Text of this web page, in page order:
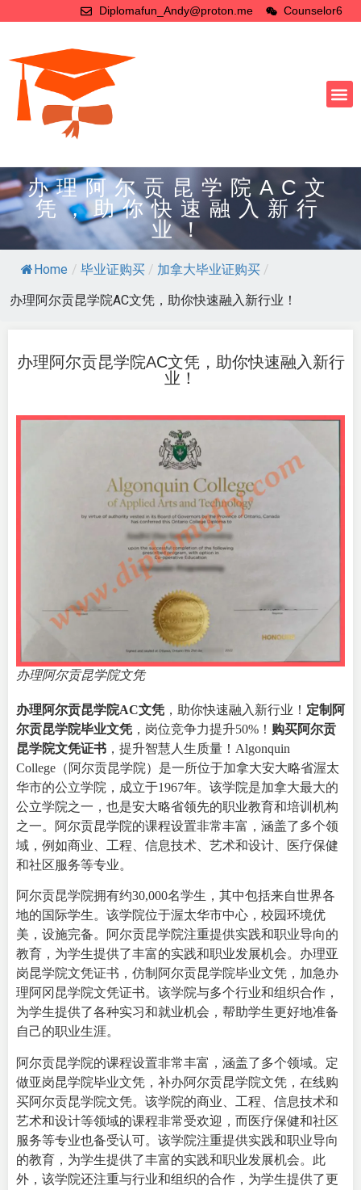
Diplomafun_Andy@proton.me Counselor6
办理阿尔贡昆学院AC文
凭，助你快速融入新行
业！
Home / 毕业证购买 / 加拿大毕业证购买 /
办理阿尔贡昆学院AC文凭，助你快速融入新行业！
办理阿尔贡昆学院AC文凭，助你快速融入新行
业！
办理阿尔贡昆学院文凭
办理阿尔贡昆学院AC文凭 ，助你快速融入新行业！ 定制阿
尔贡昆学院毕业文凭 ，岗位竞争力提升50%！ 购买阿尔贡
昆学院文凭证书 ，提升智慧人生质量！ Algonquin
College （阿尔贡昆学院）是一所位于加拿大安大略省渥太
华市的公立学院，成立于1967年。该学院是加拿大最大的
公立学院之一，也是安大略省领先的职业教育和培训机构
之一。阿尔贡昆学院的课程设置非常丰富，涵盖了多个领
域，例如商业、工程、信息技术、艺术和设计、医疗保健
和社区服务等专业。
阿尔贡昆学院拥有约30,000名学生，其中包括来自世界各
地的国际学生。该学院位于渥太华市中心，校园环境优
美，设施完备。阿尔贡昆学院注重提供实践和职业导向的
教育，为学生提供了丰富的实践和职业发展机会。办理亚
岗昆学院文凭证书，仿制阿尔贡昆学院毕业文凭，加急办
理阿冈昆学院文凭证书。该学院与多个行业和组织合作，
为学生提供了各种实习和就业机会，帮助学生更好地准备
自己的职业生涯。
阿尔贡昆学院的课程设置非常丰富，涵盖了多个领域。定
做亚岗昆学院毕业文凭，补办阿尔贡昆学院文凭，在线购
买阿尔贡昆学院文凭。该学院的商业、工程、信息技术和
艺术和设计等领域的课程非常受欢迎，而医疗保健和社区
服务等专业也备受认可。该学院注重提供实践和职业导向
的教育，为学生提供了丰富的实践和职业发展机会。此
外，该学院还注重与行业和组织的合作，为学生提供了更